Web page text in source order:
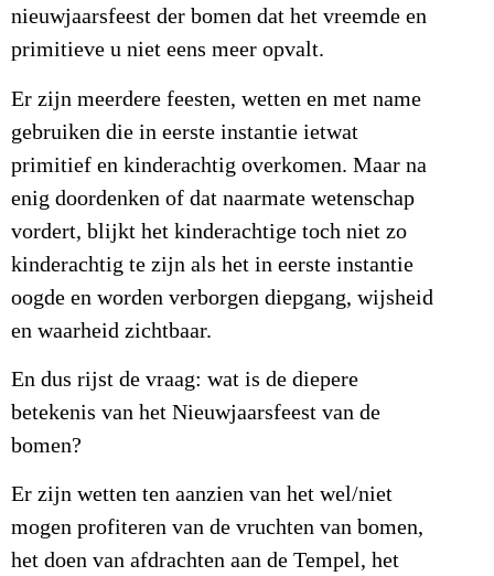
nieuwjaarsfeest der bomen dat het vreemde en
primitieve u niet eens meer opvalt.
Er zijn meerdere feesten, wetten en met name
gebruiken die in eerste instantie ietwat
primitief en kinderachtig overkomen. Maar na
enig doordenken of dat naarmate wetenschap
vordert, blijkt het kinderachtige toch niet zo
kinderachtig te zijn als het in eerste instantie
oogde en worden verborgen diepgang, wijsheid
en waarheid zichtbaar.
En dus rijst de vraag: wat is de diepere
betekenis van het Nieuwjaarsfeest van de
bomen?
Er zijn wetten ten aanzien van het wel/niet
mogen profiteren van de vruchten van bomen,
het doen van afdrachten aan de Tempel, het